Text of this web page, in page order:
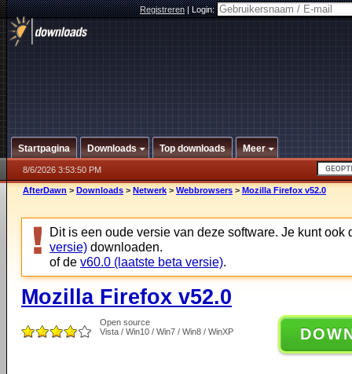
Registreren|Login:
Startpagina Downloads Top downloads Meer
8/6/2026 3:53:50 PM
AfterDawn > Downloads > Netwerk > Webbrowsers > Mozilla Firefox v52.0
Dit is een oude versie van deze software. Je kunt ook
versie) downloaden.
of de v60.0 (laatste beta versie).
Mozilla Firefox v52.0
Open source
Vista / Win10 / Win7 / Win8 / WinXP